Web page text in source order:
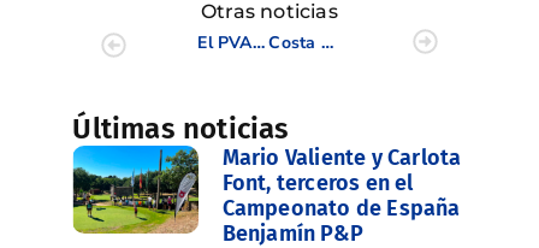
Otras noticias
El PVACE BAI 9 en Costa de Azahar se salda con gran éxito
Costa de Azahar cierra un PVACE BAI 10 con muy buena nota
Últimas noticias
Mario Valiente y Carlota
Font, terceros en el
Campeonato de España
Benjamín P&P